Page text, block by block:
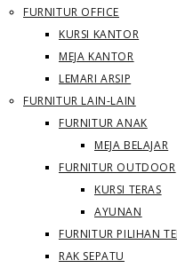
FURNITUR OFFICE
KURSI KANTOR
MEJA KANTOR
LEMARI ARSIP
FURNITUR LAIN-LAIN
FURNITUR ANAK
MEJA BELAJAR
FURNITUR OUTDOOR
KURSI TERAS
AYUNAN
FURNITUR PILIHAN
RAK SEPATU